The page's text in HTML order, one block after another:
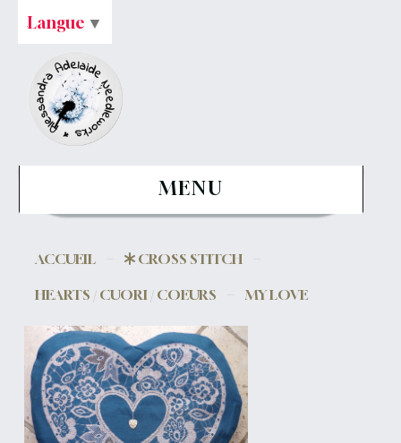
MENU
ACCUEIL
CROSS STITCH
HEARTS / CUORI / COEURS
MY LOVE
Langue ▼